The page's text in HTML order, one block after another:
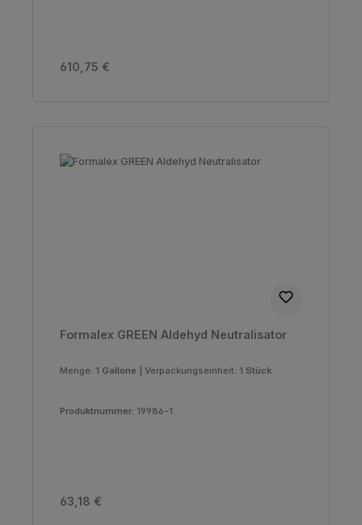
Regulärer Preis:
610,75 €
Formalex GREEN Aldehyd Neutralisator
Menge: 1 Gallone Verpackungseinheit: 1 Stück
Produktnummer: 19986-1
Regulärer Preis:
63,18 €